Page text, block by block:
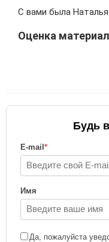
С вами была Наталья
Оценка
Будь
E-mail*
Имя
Да, пожалуйста